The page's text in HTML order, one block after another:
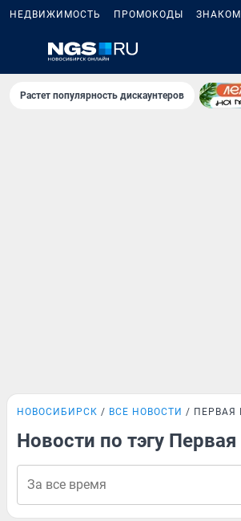
НЕДВИЖИМОСТЬ ПРОМОКОДЫ
Растет популярность дискаунтеров
НОВОСИБИРСК ВСЕ НОВОСТИ
Новости по тэгу